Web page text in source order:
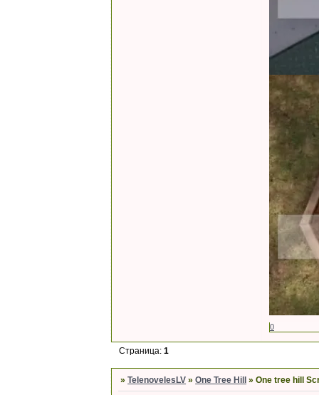
0
Страница:1
»TelenovelesLV »One Tree Hill »One tree hill